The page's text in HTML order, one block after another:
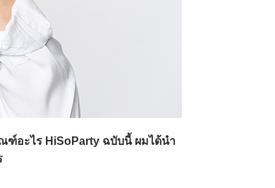
ฑ์อะไร HiSoParty ฉบับนี้ ผมได้นำ